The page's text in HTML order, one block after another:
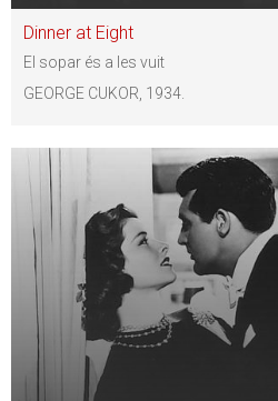
Dinner at Eight
El sopar és a les vuit
GEORGE CUKOR, 1934.